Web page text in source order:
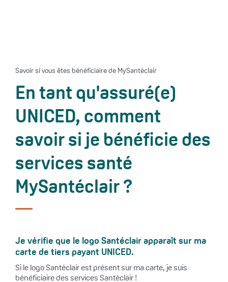
Savoir si vous êtes bénéficiaire de MySantéclair
En tant qu'assuré(e)
UNICED, comment
savoir si je bénéficie des
services santé
MySantéclair ?
Je vérifie que le logo Santéclair apparaît sur ma
carte de tiers payant UNICED.
Si le logo Santéclair est présent sur ma carte, je suis
bénéficiaire des services Santéclair !